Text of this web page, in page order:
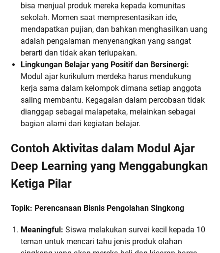
bisa menjual produk mereka kepada komunitas
sekolah. Momen saat mempresentasikan ide,
mendapatkan pujian, dan bahkan menghasilkan uang
adalah pengalaman menyenangkan yang sangat
berarti dan tidak akan terlupakan.
Lingkungan Belajar yang Positif dan Bersinergi:
Modul ajar kurikulum merdeka harus mendukung
kerja sama dalam kelompok dimana setiap anggota
saling membantu. Kegagalan dalam percobaan tidak
dianggap sebagai malapetaka, melainkan sebagai
bagian alami dari kegiatan belajar.
Contoh Aktivitas dalam Modul Ajar
Deep Learning yang Menggabungkan
Ketiga Pilar
Topik: Perencanaan Bisnis Pengolahan Singkong
Meaningful: Siswa melakukan survei kecil kepada 10
teman untuk mencari tahu jenis produk olahan